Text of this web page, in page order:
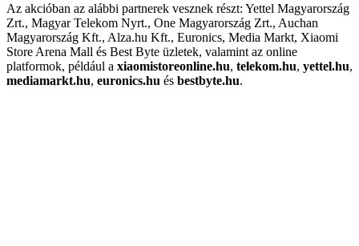
Az akcióban az alábbi partnerek vesznek részt: Yettel Magyarország
Zrt., Magyar Telekom Nyrt., One Magyarország Zrt., Auchan
Magyarország Kft., Alza.hu Kft., Euronics, Media Markt, Xiaomi
Store Arena Mall és Best Byte üzletek, valamint az online
platformok, például a xiaomistoreonline.hu, telekom.hu, yettel.hu,
mediamarkt.hu, euronics.hu és bestbyte.hu.